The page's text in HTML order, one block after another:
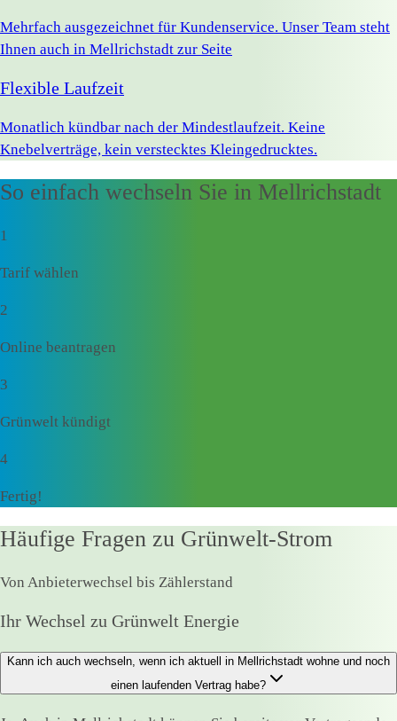
Mehrfach ausgezeichnet für Kundenservice. Unser Team steht
Ihnen auch in Mellrichstadt zur Seite
Flexible Laufzeit
Monatlich kündbar nach der Mindestlaufzeit. Keine
Knebelverträge, kein verstecktes Kleingedrucktes.
So einfach wechseln Sie in Mellrichstadt
1
Tarif wählen
2
Online beantragen
3
Grünwelt kündigt
4
Fertig!
Häufige Fragen zu Grünwelt-Strom
Von Anbieterwechsel bis Zählerstand
Ihr Wechsel zu Grünwelt Energie
Kann ich auch wechseln, wenn ich aktuell in Mellrichstadt wohne und noch
einen laufenden Vertrag habe?